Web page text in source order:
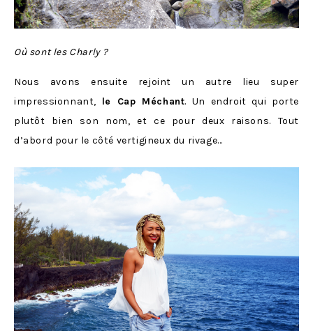
Où sont les Charly ?
Nous avons ensuite rejoint un autre lieu super
impressionnant, le Cap Méchant. Un endroit qui porte
plutôt bien son nom, et ce pour deux raisons. Tout
d’abord pour le côté vertigineux du rivage…